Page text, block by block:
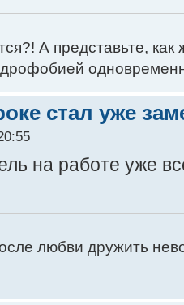
А представьте,
стал уже
на работе уже
любви дружить